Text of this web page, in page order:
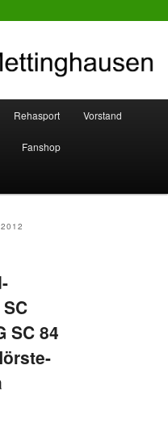
Rehasport Vorstand
Fanshop
SC 84